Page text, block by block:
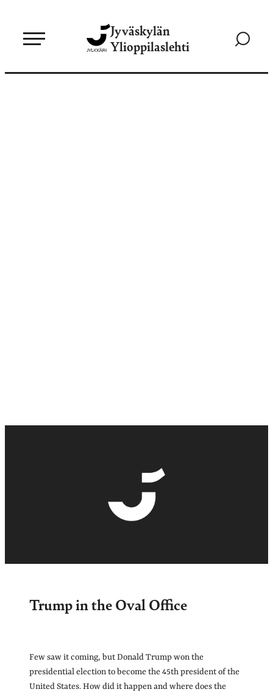
sisältöön
Jyväskylän
Ylioppilaslehti
Siirry
Trump in the Oval Office
Few saw it coming, but Donald Trump won the
presidential election to become the 45th president of the
United States. How did it happen and where does the